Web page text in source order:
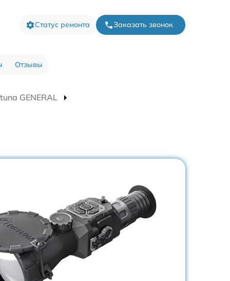
Статус ремонта Заказать звонок
Отзывы
GENERAL